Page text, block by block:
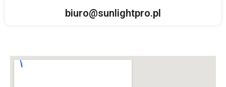
biuro@sunlightpro.pl